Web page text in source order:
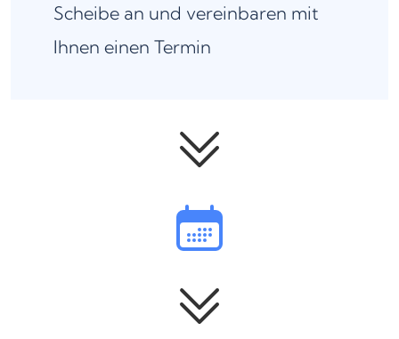
Scheibe an und vereinbaren mit
Ihnen einen Termin